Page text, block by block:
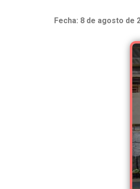
Fecha: 8 de agosto de